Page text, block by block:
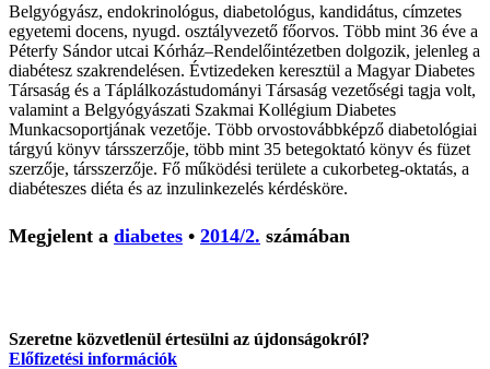
Belgyógyász, endokrinológus, diabetológus, kandidátus, címzetes
egyetemi docens, nyugd. osztályvezető főorvos. Több mint 36 éve a
Péterfy Sándor utcai Kórház–Rendelőintézetben dolgozik, jelenleg a
diabétesz szakrendelésen. Évtizedeken keresztül a Magyar Diabetes
Társaság és a Táplálkozástudományi Társaság vezetőségi tagja volt,
valamint a Belgyógyászati Szakmai Kollégium Diabetes
Munkacsoportjának vezetője. Több orvostovábbképző diabetológiai
tárgyú könyv társszerzője, több mint 35 betegoktató könyv és füzet
szerzője, társszerzője. Fő működési területe a cukorbeteg-oktatás, a
diabéteszes diéta és az inzulinkezelés kérdésköre.
Megjelent a diabetes • 2014/2. számában
Szeretne közvetlenül értesülni az újdonságokról?
Előfizetési információk